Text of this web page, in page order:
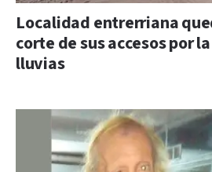
Localidad entrerriana
corte de sus accesos por
lluvias